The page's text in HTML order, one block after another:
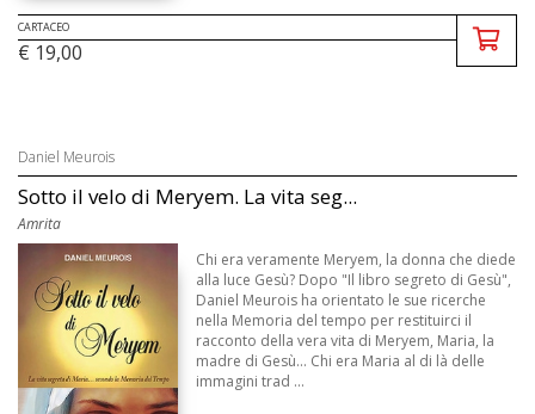
CARTACEO
€ 19,00
Daniel Meurois
Sotto il velo di Meryem. La vita seg...
Amrita
Chi era veramente Meryem, la donna che diede
alla luce Gesù? Dopo "Il libro segreto di Gesù",
Daniel Meurois ha orientato le sue ricerche
nella Memoria del tempo per restituirci il
racconto della vera vita di Meryem, Maria, la
madre di Gesù... Chi era Maria al di là delle
immagini trad ...